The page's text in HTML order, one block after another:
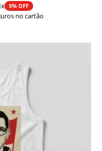
5% OFF
no cartão